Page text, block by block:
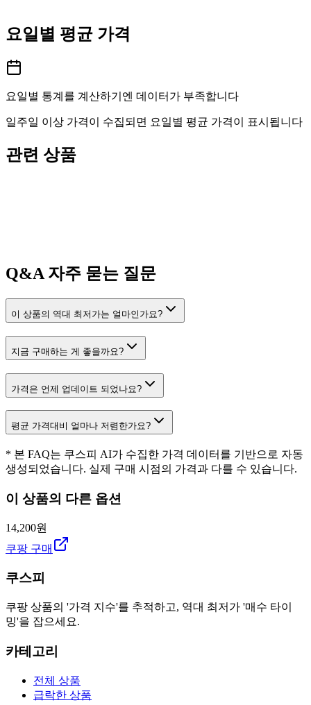
요일별 평균 가격
요일별 통계를 계산하기엔 데이터가 부족합니다
일주일 이상 가격이 수집되면 요일별 평균 가격이 표시됩니다
관련 상품
Q&A자주 묻는 질문
이 상품의 역대 최저가는 얼마인가요?
지금 구매하는 게 좋을까요?
가격은 언제 업데이트 되었나요?
평균 가격대비 얼마나 저렴한가요?
* 본 FAQ는 쿠스피 AI가 수집한 가격 데이터를 기반으로 자동
생성되었습니다. 실제 구매 시점의 가격과 다를 수 있습니다.
이 상품의 다른 옵션
14,200원
쿠팡 구매
쿠스피
쿠팡 상품의 '가격 지수'를 추적하고, 역대 최저가 '매수 타이
밍'을 잡으세요.
카테고리
전체 상품
급락한 상품